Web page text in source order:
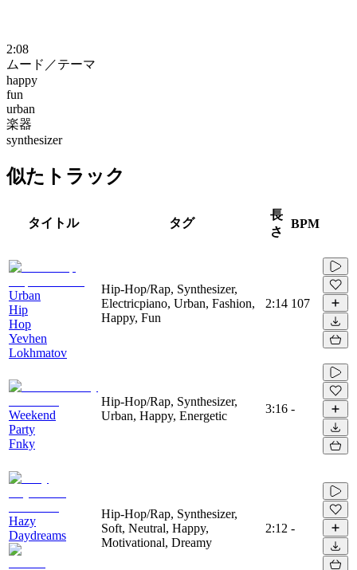
2:08
ムード／テーマ
happy
fun
urban
楽器
synthesizer
似たトラック
タイトル タグ
長
さ
BPM
Urban
Hip
Hop
Yevhen
Lokhmatov
Hip-Hop/Rap, Synthesizer,
Electricpiano, Urban, Fashion,
Happy, Fun
2:14 107
Weekend
Party
Fnky
Hip-Hop/Rap, Synthesizer,
Urban, Happy, Energetic
3:16 -
Hazy
Daydreams
Hip-Hop/Rap, Synthesizer,
Soft, Neutral, Happy,
Motivational, Dreamy
2:12 -